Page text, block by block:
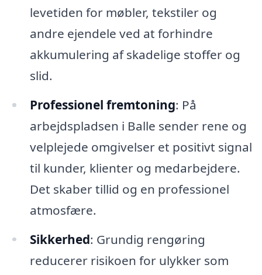
levetiden for møbler, tekstiler og
andre ejendele ved at forhindre
akkumulering af skadelige stoffer og
slid.
Professionel fremtoning: På
arbejdspladsen i Balle sender rene og
velplejede omgivelser et positivt signal
til kunder, klienter og medarbejdere.
Det skaber tillid og en professionel
atmosfære.
Sikkerhed: Grundig rengøring
reducerer risikoen for ulykker som